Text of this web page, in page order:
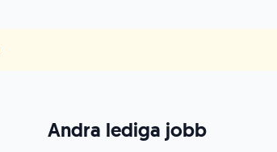
Andra lediga jobb